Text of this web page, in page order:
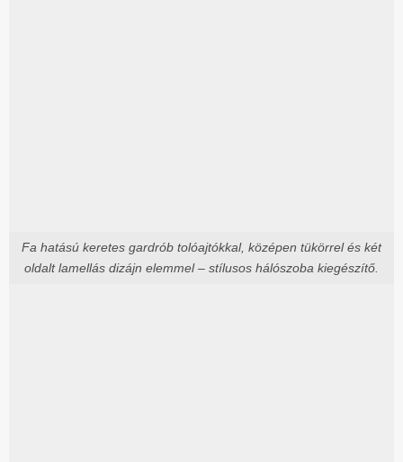
Fa hatású keretes gardrób tolóajtókkal, középen tükörrel és két
oldalt lamellás dizájn elemmel – stílusos hálószoba kiegészítő.